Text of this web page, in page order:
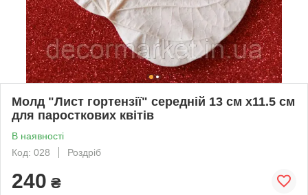
Молд "Лист гортензії" середній 13 см х11.5 см
для паросткових квітів
В наявності
Код: 028
Роздріб
240 ₴